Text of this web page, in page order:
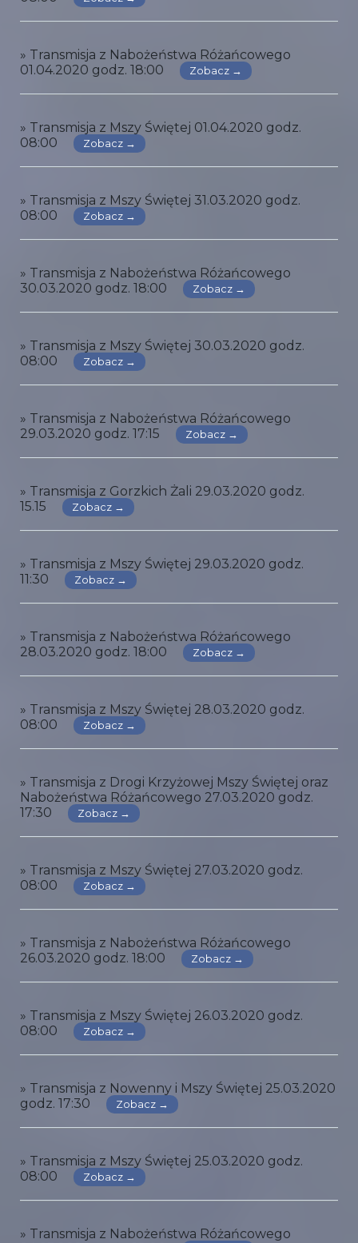
» Transmisja z Nabożeństwa Różańcowego
01.04.2020 godz. 18:00
Zobacz →
» Transmisja z Mszy Świętej 01.04.2020 godz.
08:00
Zobacz →
» Transmisja z Mszy Świętej 31.03.2020 godz.
08:00
Zobacz →
» Transmisja z Nabożeństwa Różańcowego
30.03.2020 godz. 18:00
Zobacz →
» Transmisja z Mszy Świętej 30.03.2020 godz.
08:00
Zobacz →
» Transmisja z Nabożeństwa Różańcowego
29.03.2020 godz. 17:15
Zobacz →
» Transmisja z Gorzkich Żali 29.03.2020 godz.
15.15
Zobacz →
» Transmisja z Mszy Świętej 29.03.2020 godz.
11:30
Zobacz →
» Transmisja z Nabożeństwa Różańcowego
28.03.2020 godz. 18:00
Zobacz →
» Transmisja z Mszy Świętej 28.03.2020 godz.
08:00
Zobacz →
» Transmisja z Drogi Krzyżowej Mszy Świętej oraz
Nabożeństwa Różańcowego 27.03.2020 godz.
17:30
Zobacz →
» Transmisja z Mszy Świętej 27.03.2020 godz.
08:00
Zobacz →
» Transmisja z Nabożeństwa Różańcowego
26.03.2020 godz. 18:00
Zobacz →
» Transmisja z Mszy Świętej 26.03.2020 godz.
08:00
Zobacz →
» Transmisja z Nowenny i Mszy Świętej 25.03.2020
godz. 17:30
Zobacz →
» Transmisja z Mszy Świętej 25.03.2020 godz.
08:00
Zobacz →
» Transmisja z Nabożeństwa Różańcowego